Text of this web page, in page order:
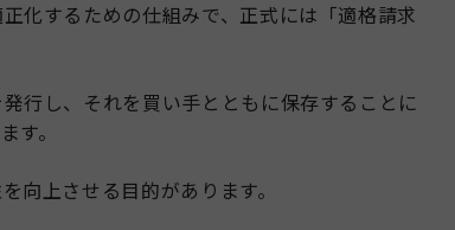
化するための仕組みで、正式には「適格請求
行し、それを買い手とともに保存することに
す。
向上させる目的があります。